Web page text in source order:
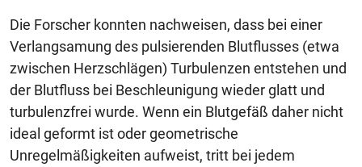
Die Forscher konnten nachweisen, dass bei einer
Verlangsamung des pulsierenden Blutflusses (etwa
zwischen Herzschlägen) Turbulenzen entstehen und
der Blutfluss bei Beschleunigung wieder glatt und
turbulenzfrei wurde. Wenn ein Blutgefäß daher nicht
ideal geformt ist oder geometrische
Unregelmäßigkeiten aufweist, tritt bei jedem